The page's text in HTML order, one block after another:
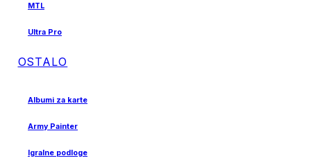
MTL
Ultra Pro
OSTALO
Albumi za karte
Army Painter
Igralne podloge